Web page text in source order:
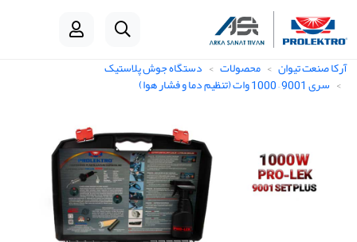
آرکا صنعت تیوان محصولات دستگاه جوش پلاستیک
سری 9001 – 1000 وات (تنظیم دما و فشار هوا)